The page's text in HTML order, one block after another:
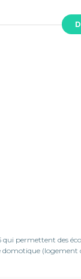
permettent des
domotique (logement